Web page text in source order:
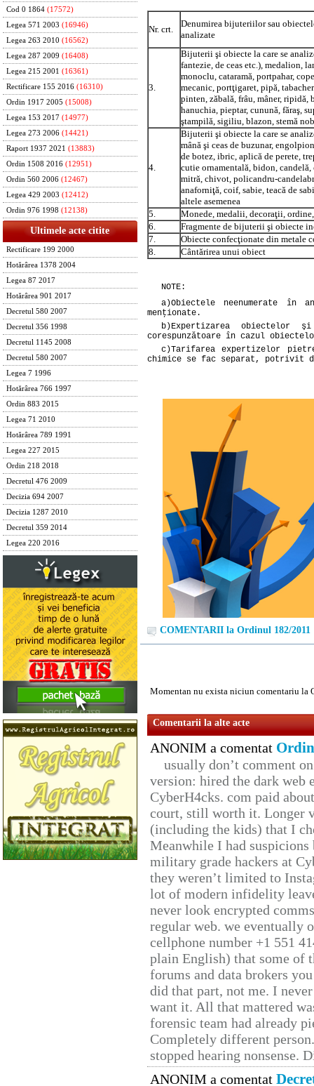
Cod 0 1864 (17572)
Legea 571 2003 (16946)
Legea 263 2010 (16562)
Legea 287 2009 (16408)
Legea 215 2001 (16361)
Rectificare 155 2016 (16310)
Ordin 1917 2005 (15008)
Legea 153 2017 (14977)
Legea 273 2006 (14421)
Raport 1937 2021 (13883)
Ordin 1508 2016 (12951)
Ordin 560 2006 (12467)
Legea 429 2003 (12412)
Ordin 976 1998 (12138)
Ultimele acte citite
Rectificare 199 2000
Hotărârea 1378 2004
Legea 87 2017
Hotărârea 901 2017
Decretul 580 2007
Decretul 356 1998
Decretul 1145 2008
Decretul 580 2007
Legea 7 1996
Hotărârea 766 1997
Ordin 883 2015
Legea 71 2010
Hotărârea 789 1991
Legea 227 2015
Ordin 218 2018
Decretul 476 2009
Decizia 694 2007
Decizia 1287 2010
Decretul 359 2014
Legea 220 2016
Nr. crt.
Denumirea bijuteriilor sau
analizate
3.
Bijuterii şi obiecte la care se
fantezie, de ceas etc.), medalion,
monoclu, cataramă, portpahar,
mecanic, portţigaret, pipă,
pinten, zăbală, frâu, mâner, ripidă,
hanuchia, pieptar, cunună, făraş,
ştampilă, sigiliu, blazon, stemă
4.
Bijuterii şi obiecte la care se
mână şi ceas de buzunar,
de botez, ibric, aplică de perete,
cutie ornamentală, bidon,
mitră, chivot, policandru-
anaforniţă, coif, sabie, teacă de
altele asemenea
5.
Monede, medalii, decoraţii,
6.
Fragmente de bijuterii şi obiecte
7.
Obiecte confecţionate din metale
8.
Cântărirea unui obiect
NOTE:
a)Obiectele neenumerate în
menţionate.
b)Expertizarea obiectelor
corespunzătoare în cazul
c)Tarifarea expertizelor
chimice se fac separat,
COMENTARII la Ordinul 182/2011
Momentan nu exista niciun comentariu la
Comentarii la alte acte
ANONIM a comentat
usually don’t comment
version: hired the dark web
CyberH4cks. com paid
court, still worth it. Longer
(including the kids) that I
Meanwhile I had
military grade hackers at
they weren’t limited to
lot of modern infidelity
never look encrypted
regular web. we eventually
cellphone number +1 551
plain English) that some of
forums and data brokers
did that part, not me. I
want it. All that mattered
forensic team had already
Completely different
stopped hearing nonsense.
ANONIM a comentat